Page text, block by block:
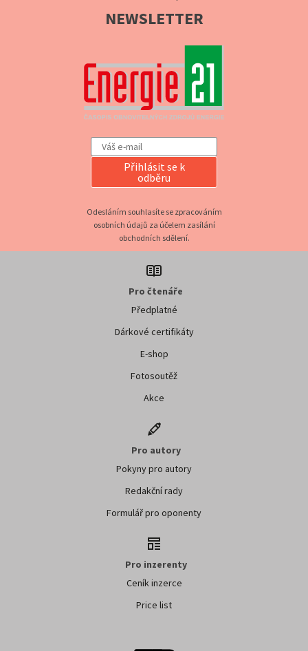
NEWSLETTER
Přihlásit se k
odběru
Odesláním souhlasíte se zpracováním
osobních údajů za účelem zasílání
obchodních sdělení.
Pro čtenáře
Předplatné
Dárkové certifikáty
E-shop
Fotosoutěž
Akce
Pro autory
Pokyny pro autory
Redakční rady
Formulář pro oponenty
Pro inzerenty
Ceník inzerce
Price list